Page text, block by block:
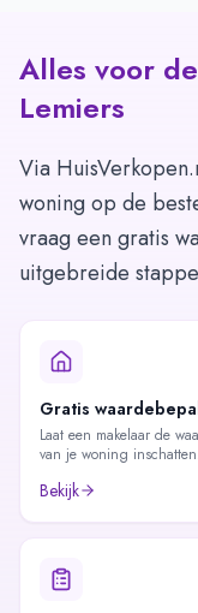
Alles voor
Lemiers
Via
woning op de
vraag een gratis
uitgebreide
Gratis
Laat een makelaar de
van je woning
Bekijk